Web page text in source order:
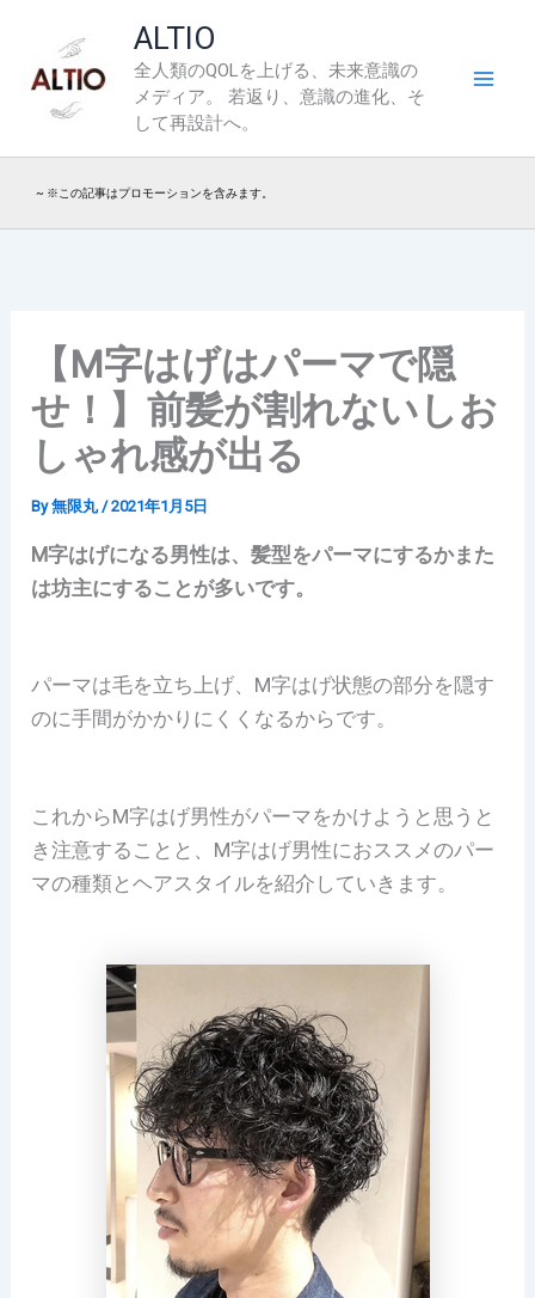
ALTIO
全人類のQOLを上げる、未来意識の
メディア。 若返り、意識の進化、そ
して再設計へ。
~ ※この記事はプロモーションを含みます。
【M字はげはパーマで隠
せ！】前髪が割れないしお
しゃれ感が出る
By無限丸 /2021年1月5日
M字はげになる男性は、髪型をパーマにするかまた
は坊主にすることが多いです。
パーマは毛を立ち上げ、M字はげ状態の部分を隠す
のに手間がかかりにくくなるからです。
これからM字はげ男性がパーマをかけようと思うと
き注意することと、M字はげ男性におススメのパー
マの種類とヘアスタイルを紹介していきます。